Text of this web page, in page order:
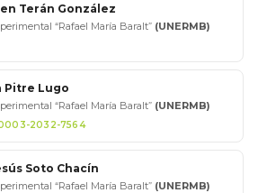
Terán González
“Rafael María Baralt” (UNERMB)
Pitre Lugo
“Rafael María Baralt” (UNERMB)
2032-7564
Soto Chacín
“Rafael María Baralt” (UNERMB)